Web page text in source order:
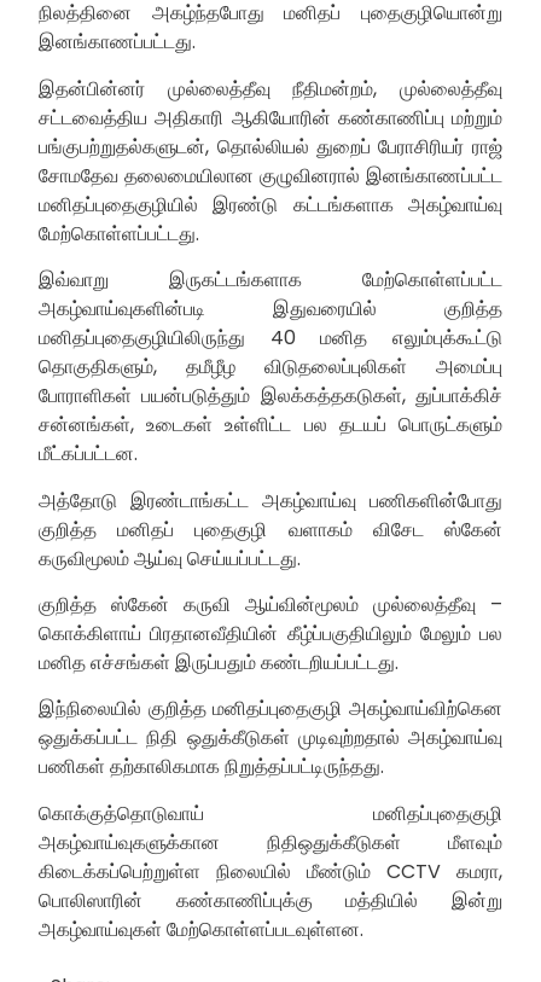
நிலத்தினை அகழ்ந்தபோது மனிதப் புதைகுழியொன்று
இனங்காணப்பட்டது.
இதன்பின்னர் முல்லைத்தீவு நீதிமன்றம், முல்லைத்தீவு
சட்டவைத்திய அதிகாரி ஆகியோரின் கண்காணிப்பு மற்றும்
பங்குபற்றுதல்களுடன், தொல்லியல் துறைப் பேராசிரியர் ராஜ்
சோமதேவ தலைமையிலான குழுவினரால் இனங்காணப்பட்ட
மனிதப்புதைகுழியில் இரண்டு கட்டங்களாக அகழ்வாய்வு
மேற்கொள்ளப்பட்டது.
இவ்வாறு இருகட்டங்களாக மேற்கொள்ளப்பட்ட
அகழ்வாய்வுகளின்படி இதுவரையில் குறித்த
மனிதப்புதைகுழியிலிருந்து 40 மனித எலும்புக்கூட்டு
தொகுதிகளும், தமீழீழ விடுதலைப்புலிகள் அமைப்பு
போராளிகள் பயன்படுத்தும் இலக்கத்தகடுகள், துப்பாக்கிச்
சன்னங்கள், உடைகள் உள்ளிட்ட பல தடயப் பொருட்களும்
மீட்கப்பட்டன.
அத்தோடு இரண்டாங்கட்ட அகழ்வாய்வு பணிகளின்போது
குறித்த மனிதப் புதைகுழி வளாகம் விசேட ஸ்கேன்
கருவிமூலம் ஆய்வு செய்யப்பட்டது.
குறித்த ஸ்கேன் கருவி ஆய்வின்மூலம் முல்லைத்தீவு –
கொக்கிளாய் பிரதானவீதியின் கீழ்ப்பகுதியிலும் மேலும் பல
மனித எச்சங்கள் இருப்பதும் கண்டறியப்பட்டது.
இந்நிலையில் குறித்த மனிதப்புதைகுழி அகழ்வாய்விற்கென
ஒதுக்கப்பட்ட நிதி ஒதுக்கீடுகள் முடிவுற்றதால் அகழ்வாய்வு
பணிகள் தற்காலிகமாக நிறுத்தப்பட்டிருந்தது.
கொக்குத்தொடுவாய் மனிதப்புதைகுழி
அகழ்வாய்வுகளுக்கான நிதிஒதுக்கீடுகள் மீளவும்
கிடைக்கப்பெற்றுள்ள நிலையில் மீண்டும் CCTV கமரா,
பொலிஸாரின் கண்காணிப்புக்கு மத்தியில் இன்று
அகழ்வாய்வுகள் மேற்கொள்ளப்படவுள்ளன.